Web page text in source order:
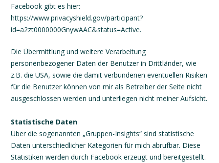
Facebook gibt es hier:
https://www.privacyshield.gov/participant?
id=a2zt0000000GnywAAC&status=Active.
Die Übermittlung und weitere Verarbeitung
personenbezogener Daten der Benutzer in Drittländer, wie
z.B. die USA, sowie die damit verbundenen eventuellen Risiken
für die Benutzer können von mir als Betreiber der Seite nicht
ausgeschlossen werden und unterliegen nicht meiner Aufsicht.
Statistische Daten
Über die sogenannten „Gruppen-Insights“ sind statistische
Daten unterschiedlicher Kategorien für mich abrufbar. Diese
Statistiken werden durch Facebook erzeugt und bereitgestellt.